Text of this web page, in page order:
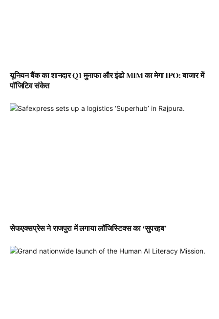
यूनियन बैंक का शानदार Q1 मुनाफा और इंडो MIM का मेगा IPO: बाजार में
पॉजिटिव संकेत
सेफएक्सप्रेस ने राजपुरा में लगाया लॉजिस्टिक्स का ‘सुपरहब’